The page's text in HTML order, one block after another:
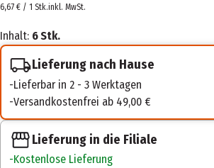
6,67 € / 1 Stk.inkl. MwSt.
Inhalt: 6 Stk.
Lieferung nach Hause
Lieferbar in 2 - 3 Werktagen
Versandkostenfrei ab 49,00 €
Lieferung in die Filiale
Kostenlose Lieferung